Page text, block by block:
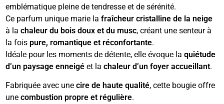
emblématique pleine de tendresse et de sérénité.
Ce parfum unique marie lafraîcheur cristalline de la neige
à lachaleur du bois doux et du musc, créant une senteur à
la fois pure, romantique et réconfortante.
Idéale pour les moments de détente, elle évoque laquiétude
d’un paysage enneigé et lachaleur d’un foyer accueillant.
Fabriquée avec unecire de haute qualité, cette bougie offre
unecombustion propre et régulière.